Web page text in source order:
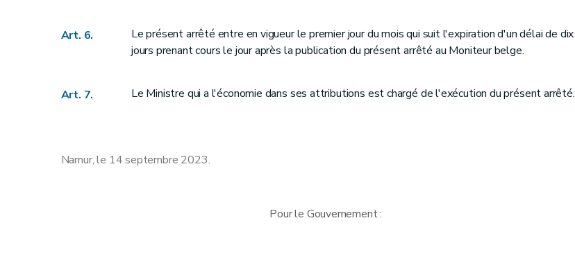
Art. 6.
Le présent arrêté entre en vigueur le premier jour du mois qui suit l'expiration d'un délai de dix
jours prenant cours le jour après la publication du présent arrêté au Moniteur belge.
Art. 7. Le Ministre qui a l'économie dans ses attributions est chargé de l'exécution du présent arrêté.
Namur, le 14 septembre 2023.
Pour le Gouvernement :